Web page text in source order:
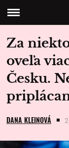
Za
oveľa
Česku.
DANA KLEINOVÁ